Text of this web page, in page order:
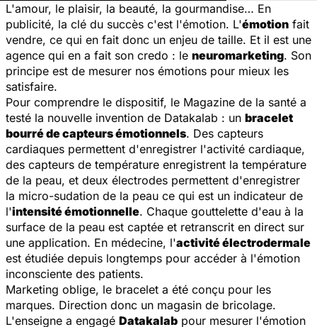
L'amour, le plaisir, la beauté, la gourmandise… En
publicité, la clé du succès c'est l'émotion. L'émotion fait
vendre, ce qui en fait donc un enjeu de taille. Et il est une
agence qui en a fait son credo : le neuromarketing. Son
principe est de mesurer nos émotions pour mieux les
satisfaire.
Pour comprendre le dispositif, le Magazine de la santé a
testé la nouvelle invention de Datakalab : un bracelet
bourré de capteurs émotionnels. Des capteurs
cardiaques permettent d'enregistrer l'activité cardiaque,
des capteurs de température enregistrent la température
de la peau, et deux électrodes permettent d'enregistrer
la micro-sudation de la peau ce qui est un indicateur de
l'intensité émotionnelle. Chaque gouttelette d'eau à la
surface de la peau est captée et retranscrit en direct sur
une application. En médecine, l'activité électrodermale
est étudiée depuis longtemps pour accéder à l'émotion
inconsciente des patients.
Marketing oblige, le bracelet a été conçu pour les
marques. Direction donc un magasin de bricolage.
L'enseigne a engagé Datakalab pour mesurer l'émotion